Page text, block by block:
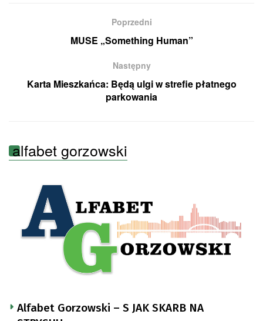
Poprzedni
MUSE „Something Human”
Następny
Karta Mieszkańca: Będą ulgi w strefie płatnego
parkowania
alfabet gorzowski
Alfabet Gorzowski – S JAK SKARB NA